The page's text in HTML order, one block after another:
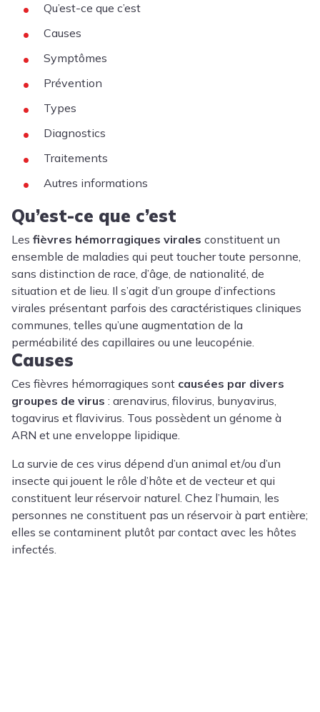
Qu’est-ce que c’est
Causes
Symptômes
Prévention
Types
Diagnostics
Traitements
Autres informations
Qu’est-ce que c’est
Les fièvres hémorragiques virales constituent un
ensemble de maladies qui peut toucher toute personne,
sans distinction de race, d’âge, de nationalité, de
situation et de lieu. Il s’agit d’un groupe d’infections
virales présentant parfois des caractéristiques cliniques
communes, telles qu’une augmentation de la
perméabilité des capillaires ou une leucopénie.
Causes
Ces fièvres hémorragiques sont causées par divers
groupes de virus : arenavirus, filovirus, bunyavirus,
togavirus et flavivirus. Tous possèdent un génome à
ARN et une enveloppe lipidique.
La survie de ces virus dépend d’un animal et/ou d’un
insecte qui jouent le rôle d’hôte et de vecteur et qui
constituent leur réservoir naturel. Chez l’humain, les
personnes ne constituent pas un réservoir à part entière;
elles se contaminent plutôt par contact avec les hôtes
infectés.